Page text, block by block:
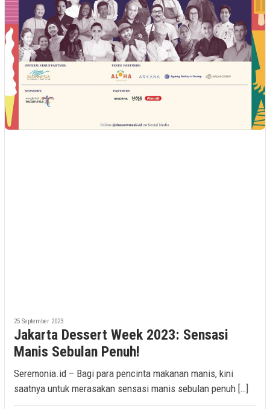
25 September 2023
Jakarta Dessert Week 2023: Sensasi
Manis Sebulan Penuh!
Seremonia.id – Bagi para pencinta makanan manis, kini
saatnya untuk merasakan sensasi manis sebulan penuh […]